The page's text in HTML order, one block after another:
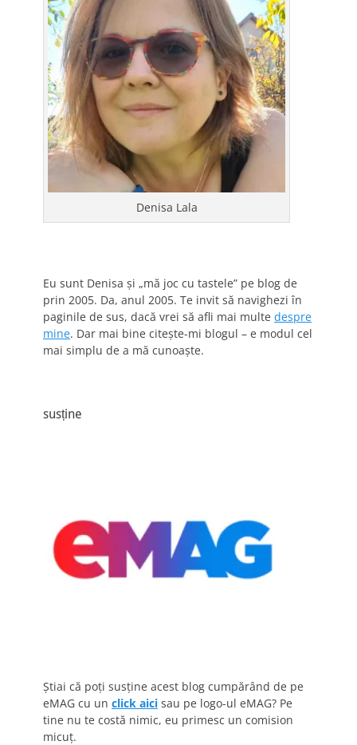
Denisa Lala
Eu sunt Denisa și „mă joc cu tastele” pe blog de
prin 2005. Da, anul 2005. Te invit să navighezi în
paginile de sus, dacă vrei să afli mai multe despre
mine. Dar mai bine citește-mi blogul – e modul cel
mai simplu de a mă cunoaște.
susține
Știai că poți susține acest blog cumpărând de pe
eMAG cu un click aici sau pe logo-ul eMAG? Pe
tine nu te costă nimic, eu primesc un comision
micuț.